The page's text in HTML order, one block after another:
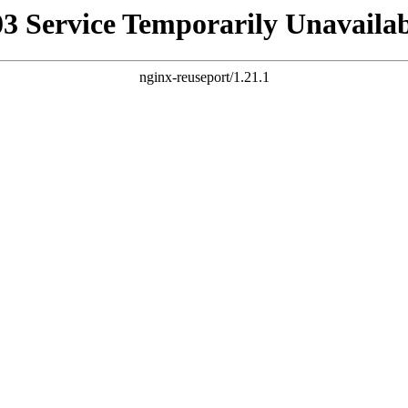
Service Temporarily
nginx-reuseport/1.21.1